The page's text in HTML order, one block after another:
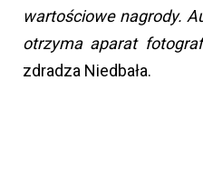
wartościowe nagrody.
otrzyma aparat
zdradza Niedbała.